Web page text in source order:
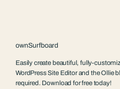
ownSurfboard
Easily create beautiful, fully-
WordPress Site Editor and the Ollie
required. Download for free today!